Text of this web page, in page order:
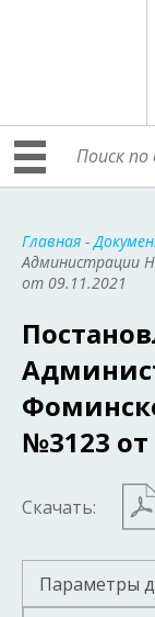
Главная -
Администрации
от 09.11.2021
№3123 от
Скачать:
Параметры